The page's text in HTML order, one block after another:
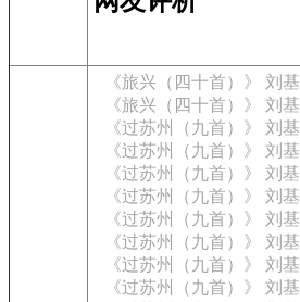
《旅兴（四十首）》 刘基
《旅兴（四十首）》 刘基
《过苏州（九首）》 刘基
《过苏州（九首）》 刘基
《过苏州（九首）》 刘基
《过苏州（九首）》 刘基
《过苏州（九首）》 刘基
《过苏州（九首）》 刘基
《过苏州（九首）》 刘基
《过苏州（九首）》 刘基